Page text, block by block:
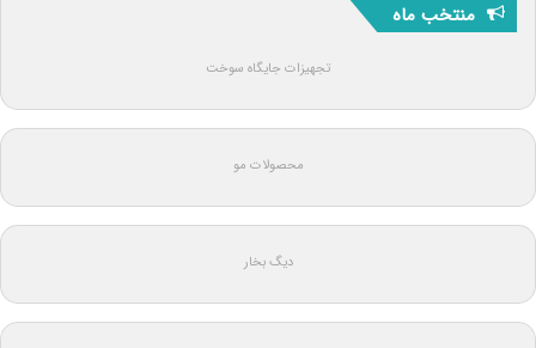
منتخب ماه
تجهیزات جایگاه سوخت
محصولات مو
دیگ بخار